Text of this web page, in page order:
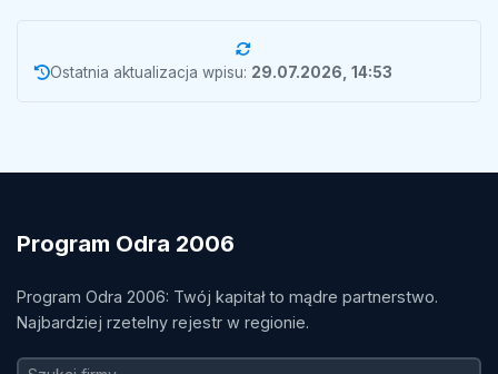
Ostatnia aktualizacja wpisu: 29.07.2026, 14:53
Program Odra 2006
Program Odra 2006: Twój kapitał to mądre partnerstwo.
Najbardziej rzetelny rejestr w regionie.